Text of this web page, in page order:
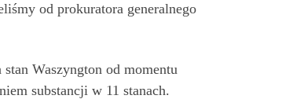
od prokuratora generalnego
Waszyngton od momentu
substancji w 11 stanach.